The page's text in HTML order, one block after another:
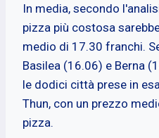
In media, secondo
pizza più costosa
medio di 17.30 franchi.
Basilea (16.06) e Berna
le dodici città prese in
Thun, con un prezzo
pizza.